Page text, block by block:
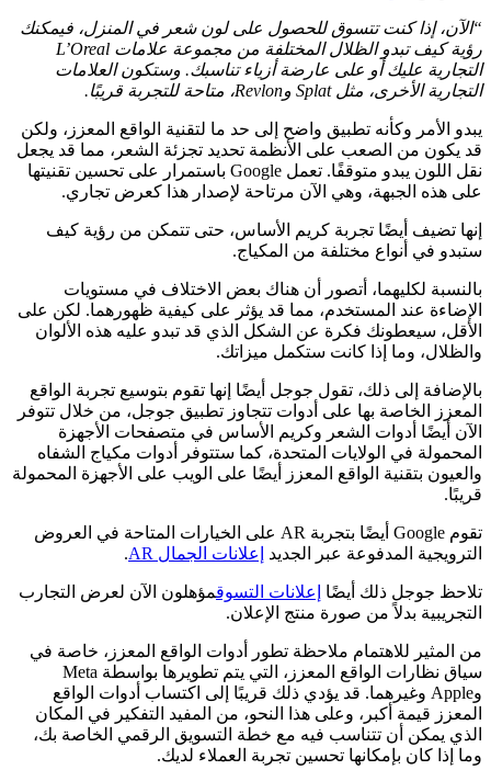
“الآن، إذا كنت تتسوق للحصول على لون شعر في المنزل، فيمكنك
رؤية كيف تبدو الظلال المختلفة من مجموعة علامات L’Oreal
التجارية عليك أو على عارضة أزياء تناسبك. وستكون العلامات
التجارية الأخرى، مثل Splat وRevlon، متاحة للتجربة قريبًا.
يبدو الأمر وكأنه تطبيق واضح إلى حد ما لتقنية الواقع المعزز، ولكن
قد يكون من الصعب على الأنظمة تحديد تجزئة الشعر، مما قد يجعل
نقل اللون يبدو متوقفًا. تعمل Google باستمرار على تحسين تقنيتها
على هذه الجبهة، وهي الآن مرتاحة لإصدار هذا كعرض تجاري.
إنها تضيف أيضًا تجربة كريم الأساس، حتى تتمكن من رؤية كيف
ستبدو في أنواع مختلفة من المكياج.
بالنسبة لكليهما، أتصور أن هناك بعض الاختلاف في مستويات
الإضاءة عند المستخدم، مما قد يؤثر على كيفية ظهورهما. لكن على
الأقل، سيعطونك فكرة عن الشكل الذي قد تبدو عليه هذه الألوان
والظلال، وما إذا كانت ستكمل ميزاتك.
بالإضافة إلى ذلك، تقول جوجل أيضًا إنها تقوم بتوسيع تجربة الواقع
المعزز الخاصة بها على أدوات تتجاوز تطبيق جوجل، من خلال تتوفر
الآن أيضًا أدوات الشعر وكريم الأساس في متصفحات الأجهزة
المحمولة في الولايات المتحدة، كما ستتوفر أدوات مكياج الشفاه
والعيون بتقنية الواقع المعزز أيضًا على الويب على الأجهزة المحمولة
قريبًا.
تقوم Google أيضًا بتجربة AR على الخيارات المتاحة في العروض
الترويجية المدفوعة عبر الجديد
إعلانات الجمال AR .
تلاحظ جوجل ذلك أيضًا إعلانات التسوقمؤهلون الآن لعرض التجارب
التجريبية بدلاً من صورة منتج الإعلان.
من المثير للاهتمام ملاحظة تطور أدوات الواقع المعزز، خاصة في
سياق نظارات الواقع المعزز، التي يتم تطويرها بواسطة Meta
وApple وغيرهما. قد يؤدي ذلك قريبًا إلى اكتساب أدوات الواقع
المعزز قيمة أكبر، وعلى هذا النحو، من المفيد التفكير في المكان
الذي يمكن أن تتناسب فيه مع خطة التسويق الرقمي الخاصة بك،
وما إذا كان بإمكانها تحسين تجربة العملاء لديك.